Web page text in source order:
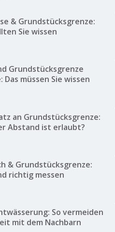
& Grundstücksgrenze:
Sie wissen
Grundstücksgrenze
Das müssen Sie wissen
an Grundstücksgrenze:
Abstand ist erlaubt?
& Grundstücksgrenze:
richtig messen
So vermeiden
mit dem Nachbarn